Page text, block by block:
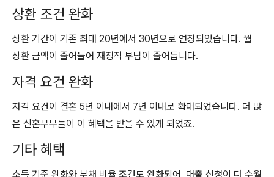
상환 조건 완화
상환 기간이 기존 최대 20년에서 30년으로 연장되었습니다. 월
상환 금액이 줄어들어 재정적 부담이 줄어듭니다.
자격 요건 완화
자격 요건이 결혼 5년 이내에서 7년 이내로 확대되었습니다. 더 많
은 신혼부부들이 이 혜택을 받을 수 있게 되었죠.
기타 혜택
소득 기준 완화와 부채 비율 조건도 완화되어, 대출 신청이 더 수월